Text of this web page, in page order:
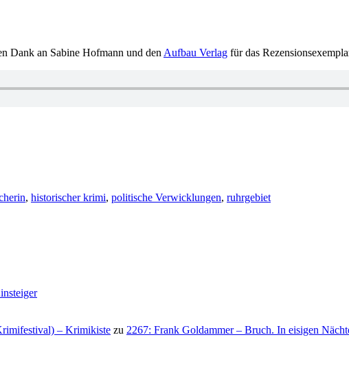
Dank an Sabine Hofmann und den Aufbau Verlag für das
, historischer krimi, politische Verwicklungen, ruhrgebiet
– Krimikiste zu 2267: Frank Goldammer – Bruch. In eisigen